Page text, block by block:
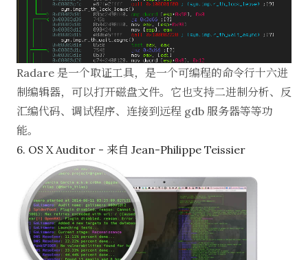
Radare 是一个取证工具，是一个可编程的命令行十六进
制编辑器，可以打开磁盘文件。它也支持二进制分析、反
汇编代码、调试程序、连接到远程 gdb 服务器等等功
能。
6. OS X Auditor - 来自 Jean-Philippe Teissier